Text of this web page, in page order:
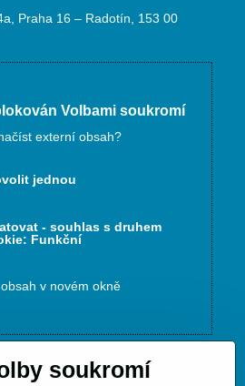
Praha 16 – Radotín, 153 00
Volbami soukromí
externí obsah?
jednou
- souhlas s druhem
Funkční
v novém okně
soukromí